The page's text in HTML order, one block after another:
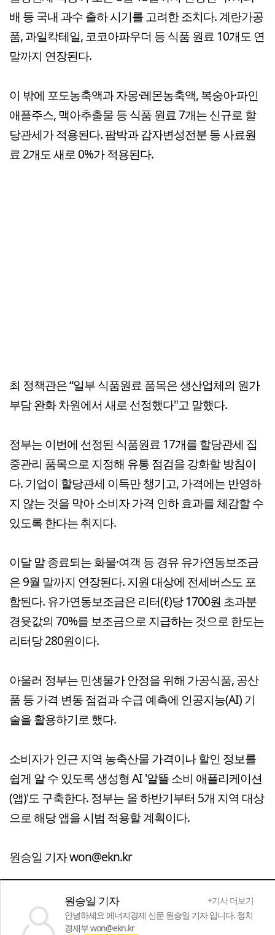
배 등 국내 과수 출하 시기를 고려한 조치다. 계란가공
품, 과일칵테일, 코코아파우더 등 식품 원료 10개도 연
말까지 연장된다.
이 밖에 포도농축액과 자몽·레몬농축액, 복숭아·파인
애플주스, 맥아추출물 등 식품 원료 7개는 신규로 할
당관세가 적용된다. 팜박과 감자변성전분 등 사료원
료 2개도 새로 0%가 적용된다.
최 정책관은 “일부 식품원료 품목은 생산업체의 원가
부담 완화 차원에서 새로 선정했다"고 말했다.
정부는 이번에 선정된 식품원료 17개를 할당관세 집
중관리 품목으로 지정해 유통 점검을 강화할 방침이
다. 기업이 할당관세 이득만 챙기고, 가격에는 반영하
지 않는 것을 막아 소비자 가격 인하 효과를 체감할 수
있도록 한다는 취지다.
이달 말 종료되는 화물·여객 등 경유 유가연동보조금
은 9월 말까지 연장된다. 지원 대상에 전세버스도 포
함된다. 유가연동보조금은 리터(ℓ)당 1700원 초과분
경윳값의 70%를 보조금으로 지급하는 것으로 한도는
리터당 280원이다.
아울러 정부는 민생물가 안정을 위해 가공식품, 공산
품 등 가격 변동 점검과 수급 예측에 인공지능(AI) 기
술을 활용하기로 했다.
소비자가 인근 지역 농축산물 가격이나 할인 정보를
쉽게 알 수 있도록 생성형 AI '알뜰 소비 애플리케이션
(앱)'도 구축한다. 정부는 올 하반기부터 5개 지역 대상
으로 해당 앱을 시범 적용할 계획이다.
원승일 기자 won@ekn.kr
원승일 기자
+기사 더보기
안녕하세요 에너지경제 신문 원승일 기자 입니다. 정치
경제부 won@ekn.kr